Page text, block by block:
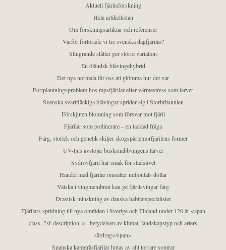
Aktuell fjärilsforskning
Hela artikellistan
Om forskningsartiklar och referenser
Varför förlorade vi tre svenska dagfjärilar?
Slingrande slåtter ger större variation
En öländsk blåvingehybrid
Det nya normala får oss att glömma hur det var
Fortplantningsproblem hos rapsfjärilar efter värmestress som larver
Svenska svartfläckiga blåvingar sprider sig i Storbritannien
Förskjuten blomning som försvar mot fjäril
Fjärilar som pollinerare – en laddad fråga
Färg, storlek och genetik skiljer skogspärlemorfjärilens former
UV-ljus avslöjar busksnabbvingens larver
Sydrovfjäril har smak för stadslivet
Handel med fjärilar omsätter miljontals dollar
Vätska i vingmembran kan ge fjärilsvingar färg
Drastisk minskning av danska habitatspecialister
Fjärilars spridning till nya områden i Sverige och Finland under 120 år <span
class="sf-description">– betydelsen av klimat, landskapstyp och arters
särdrag</span>
Spanska kamgräsfjärilar hotas av allt torrare somrar